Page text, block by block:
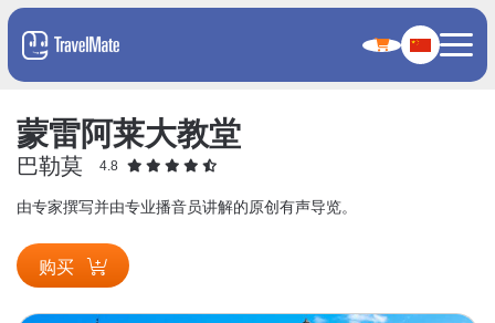
蒙雷阿莱大教堂
巴勒莫 4.8
由专家撰写并由专业播音员讲解的原创有声导览。
购买